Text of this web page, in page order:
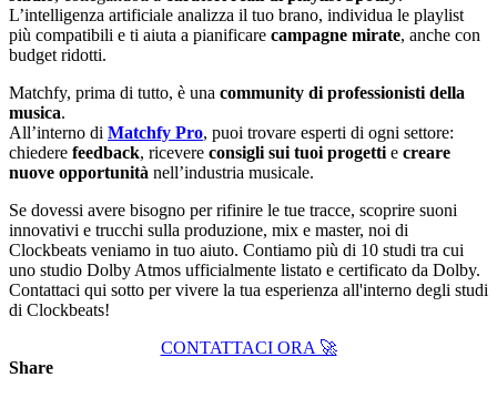
L’intelligenza artificiale analizza il tuo brano, individua le playlist
più compatibili e ti aiuta a pianificare campagne mirate, anche con
budget ridotti.
Matchfy, prima di tutto, è una community di professionisti della
musica.
All’interno di Matchfy Pro, puoi trovare esperti di ogni settore:
chiedere feedback, ricevere consigli sui tuoi progetti e creare
nuove opportunità nell’industria musicale.
Se dovessi avere bisogno per rifinire le tue tracce, scoprire suoni
innovativi e trucchi sulla produzione, mix e master, noi di
Clockbeats veniamo in tuo aiuto. Contiamo più di 10 studi tra cui
uno studio Dolby Atmos ufficialmente listato e certificato da Dolby.
Contattaci qui sotto per vivere la tua esperienza all'interno degli studi
di Clockbeats!
CONTATTACI ORA 🚀
Share